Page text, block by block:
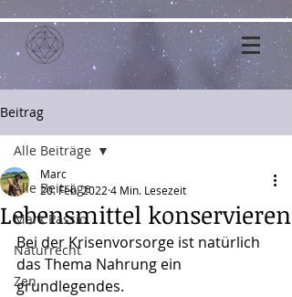
Beitrag
Alle Beiträge
Mark Passio
Naturrecht
Zen
Alle Beiträge
Lebensmittel konservieren
Marc
20. Feb. 2022 4 Min. Lesezeit
Bei der Krisenvorsorge ist natürlich
das Thema Nahrung ein
grundlegendes.